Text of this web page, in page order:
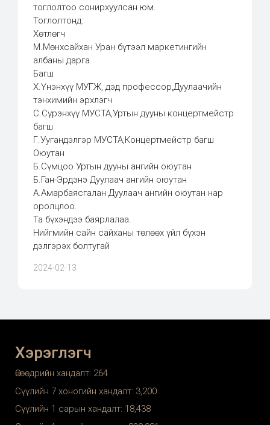
тоглолтоо сонирхуулсан юм.
Тоглолтонд:
Хөтлөгч
М.Мөнхсайхан Уран бүтээл маркетингийн
албаны дарга
Багш
Х.Үнэнхүү МУГЖ, дэд профессор,Дуулаачийн
тэнхимийн эрхлэгч
С.Сүрэнхүү МУСТА,Уртын дууны концертмейстр
багш
Г.Уугандэлгэр МУСТА,Концертмейстр багш
Оюутан
Б.Сүмцоо Уртын дууны ангийн оюутан
Б.Ган-Эрдэнэ Дуулаач ангийн оюутан
А.Амарбаясгалан Дуулаач ангийн оюутан нар
оролцлоо.
Та бүхэндээ баярлалаа.
Нийгмийн сайн сайханы төлөөх үйл бүхэн
дэлгэрэх болтугай
2024-02-13
Хэрэглэгч
Өнөөдрийн хандалт: 264
Сүүлийн 7 хоногийн хандалт: 3,200
Сүүлийн 1 сарын хандалт: 18,438